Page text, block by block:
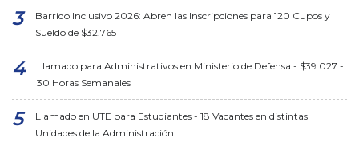
Barrido Inclusivo 2026: Abren las Inscripciones para 120 Cupos y
Sueldo de $32.765
Llamado para Administrativos en Ministerio de Defensa - $39.027 -
30 Horas Semanales
Llamado en UTE para Estudiantes - 18 Vacantes en distintas
Unidades de la Administración